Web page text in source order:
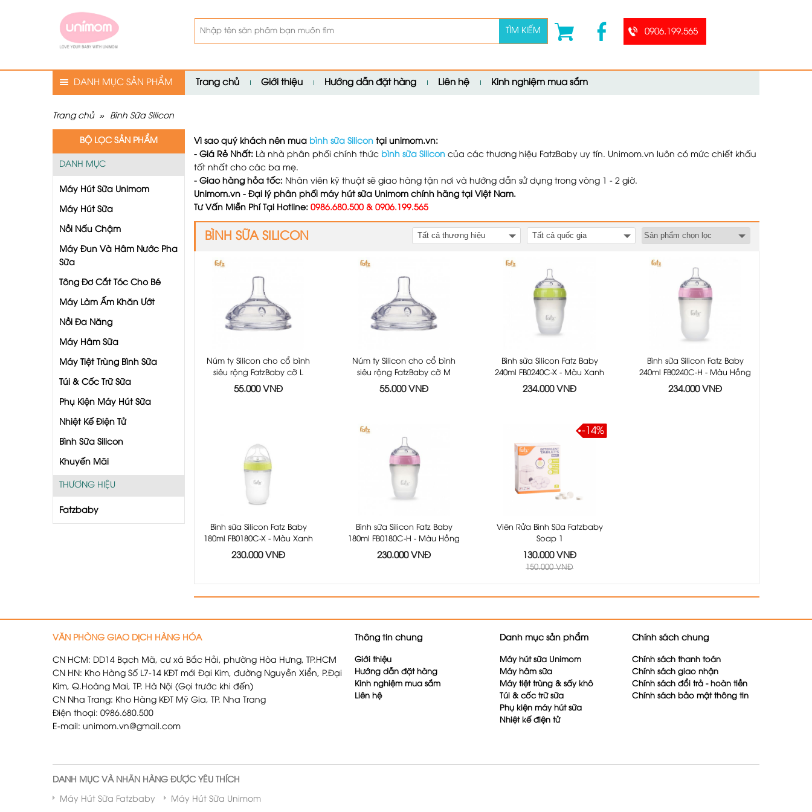
TÌM KIẾM 0906.199.565
DANH MỤC SẢN PHẨM Trang chủ Giới thiệu Hướng dẫn đặt hàng Liên hệ Kinh nghiệm mua sắm
Trang chủ » Bình Sữa Silicon
BỘ LỌC SẢN PHẨM
DANH MỤC
Máy Hút Sữa Unimom
Máy Hút Sữa
Nồi Nấu Chậm
Máy Đun Và Hâm Nước Pha
Sữa
Tông Đơ Cắt Tóc Cho Bé
Máy Làm Ấm Khăn Ướt
Nồi Đa Năng
Máy Hâm Sữa
Máy Tiệt Trùng Bình Sữa
Túi & Cốc Trữ Sữa
Phụ Kiện Máy Hút Sữa
Nhiệt Kế Điện Tử
Bình Sữa Silicon
Khuyến Mãi
THƯƠNG HIỆU
Fatzbaby
Vì sao quý khách nên mua bình sữa Silicon tại unimom.vn:
- Giá Rẻ Nhất: Là nhà phân phối chính thức bình sữa Silicon của các thương hiệu FatzBaby uy tín. Unimom.vn luôn có mức chiết khấu
tốt nhất cho các ba mẹ.
- Giao hàng hỏa tốc: Nhân viên kỹ thuật sẽ giao hàng tận nơi và hướng dẫn sử dụng trong vòng 1 - 2 giờ.
Unimom.vn - Đại lý phân phối máy hút sữa Unimom chính hãng tại Việt Nam.
Tư Vấn Miễn Phí Tại Hotline:0986.680.500 & 0906.199.565
BÌNH SỮA SILICON Tất cả thương hiệu Tất cả quốc gia
Núm ty Silicon cho cổ bình
siêu rộng FatzBaby cỡ L
FB0003C
55.000 VNĐ
Núm ty Silicon cho cổ bình
siêu rộng FatzBaby cỡ M
FB0002C
55.000 VNĐ
Bình sữa Silicon Fatz Baby
240ml FB0240C-X - Màu Xanh
234.000 VNĐ
Bình sữa Silicon Fatz Baby
240ml FB0240C-H - Màu Hồng
234.000 VNĐ
Bình sữa Silicon Fatz Baby
180ml FB0180C-X - Màu Xanh
230.000 VNĐ
Bình sữa Silicon Fatz Baby
180ml FB0180C-H - Màu Hồng
230.000 VNĐ
Viên Rửa Bình Sữa Fatzbaby
Soap 1
130.000 VNĐ
150.000 VNĐ
-14%
VĂN PHÒNG GIAO DỊCH HÀNG HÓA
CN HCM: DD14 Bạch Mã, cư xá Bắc Hải, phường Hòa Hưng, TP.HCM
CN HN: Kho Hàng Số L7-14 KĐT mới Đại Kim, đường Nguyễn Xiển, P.Đại
Kim, Q.Hoàng Mai, TP. Hà Nội (Gọi trước khi đến)
CN Nha Trang: Kho Hàng KĐT Mỹ Gia, TP. Nha Trang
Điện thoại: 0986.680.500
E-mail: unimom.vn@gmail.com
Thông tin chung
Giới thiệu
Hướng dẫn đặt hàng
Kinh nghiệm mua sắm
Liên hệ
Danh mục sản phẩm
Máy hút sữa Unimom
Máy hâm sữa
Máy tiệt trùng & sấy khô
Túi & cốc trữ sữa
Phụ kiện máy hút sữa
Nhiệt kế điện tử
Chính sách chung
Chính sách thanh toán
Chính sách giao nhận
Chính sách đổi trả - hoàn tiền
Chính sách bảo mật thông tin
DANH MỤC VÀ NHÃN HÀNG ĐƯỢC YÊU THÍCH
Máy Hút Sữa Fatzbaby Máy Hút Sữa Unimom